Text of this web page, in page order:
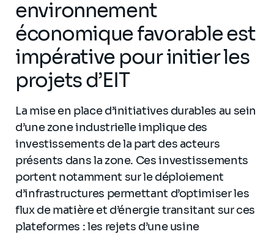
environnement
économique favorable est
impérative pour initier les
projets d’EIT
La mise en place d’initiatives durables au sein
d’une zone industrielle implique des
investissements de la part des acteurs
présents dans la zone. Ces investissements
portent notamment sur le déploiement
d’infrastructures permettant d’optimiser les
flux de matière et d’énergie transitant sur ces
plateformes : les rejets d’une usine